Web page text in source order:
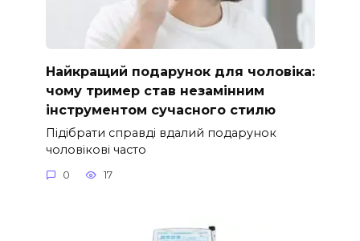
Найкращий подарунок для чоловіка:
чому тример став незамінним
інструментом сучасного стилю
Підібрати справді вдалий подарунок
чоловікові часто
0 17